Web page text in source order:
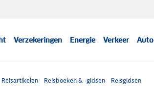
Verzekeringen Energie Verkeer Auto
Reisartikelen Reisboeken & -gidsen Reisgidsen